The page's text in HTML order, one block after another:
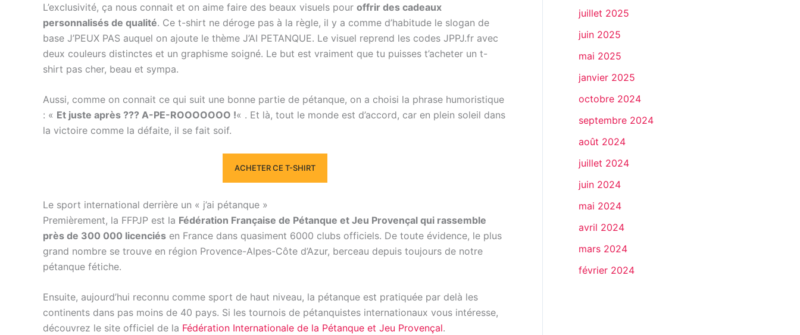
L’exclusivité, ça nous connait et on aime faire des beaux visuels pour offrir des cadeaux
personnalisés de qualité. Ce t-shirt ne déroge pas à la règle, il y a comme d’habitude le slogan de
base J’PEUX PAS auquel on ajoute le thème J’AI PETANQUE. Le visuel reprend les codes JPPJ.fr avec
deux couleurs distinctes et un graphisme soigné. Le but est vraiment que tu puisses t’acheter un t-
shirt pas cher, beau et sympa.
Aussi, comme on connait ce qui suit une bonne partie de pétanque, on a choisi la phrase humoristique
: « Et juste après ??? A-PE-ROOOOOOO !« . Et là, tout le monde est d’accord, car en plein soleil dans
la victoire comme la défaite, il se fait soif.
ACHETER CE T-SHIRT
Le sport international derrière un « j’ai pétanque »
Premièrement, la FFPJP est la Fédération Française de Pétanque et Jeu Provençal qui rassemble
près de 300 000 licenciés en France dans quasiment 6000 clubs officiels. De toute évidence, le plus
grand nombre se trouve en région Provence-Alpes-Côte d’Azur, berceau depuis toujours de notre
pétanque fétiche.
Ensuite, aujourd’hui reconnu comme sport de haut niveau, la pétanque est pratiquée par delà les
continents dans pas moins de 40 pays. Si les tournois de pétanquistes internationaux vous intéresse,
découvrez le site officiel de la Fédération Internationale de la Pétanque et Jeu Provençal.
juillet 2025
juin 2025
mai 2025
janvier 2025
octobre 2024
septembre 2024
août 2024
juillet 2024
juin 2024
mai 2024
avril 2024
mars 2024
février 2024